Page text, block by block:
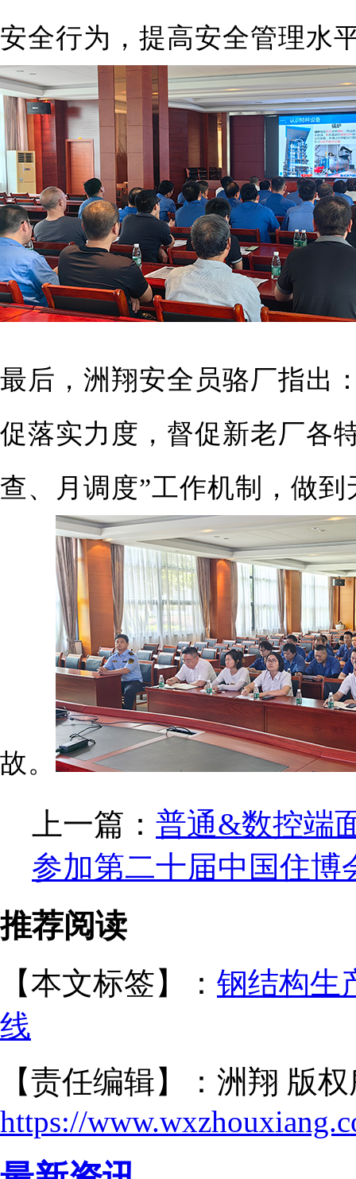
安全行为，提高安全管理水
最后，洲翔安全员骆厂指出
促落实力度，督促新老厂各
查、月调度”工作机制，做
故。
上一篇： 普通&数控端
参加第二十届中国住博
推荐阅读
【本文标签】： 钢结构生
线
【责任编辑】：洲翔 版
https://